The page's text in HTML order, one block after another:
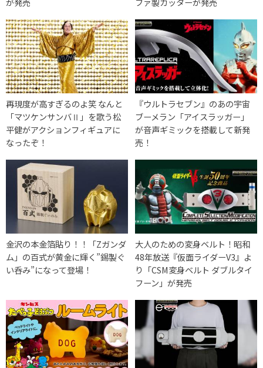
再現度が高すぎるのよ笑 なんと
「マツケンサンバⅡ」を歌う松
平健がアクションフィギュアに
なったぞ！
『ウルトラセブン』のあの宇宙
ブーメラン「アイスラッガー」
が音声ギミックを搭載して新発
売！
金沢の本金箔貼り！！「Zガンダ
ム」の百式が黄金に輝く”錫製ぐ
い呑み”になって登場！
大人のための変身ベルト！昭和
48年放送『仮面ライダーV3』よ
り「CSM変身ベルト ダブルタイ
フーン」が発売